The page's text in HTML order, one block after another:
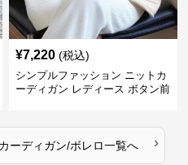
¥7,220 (税込)
シンプルファッション ニットカ
ーディガン レディース ボタン前
ーディガン/ボレロ一覧へ ›